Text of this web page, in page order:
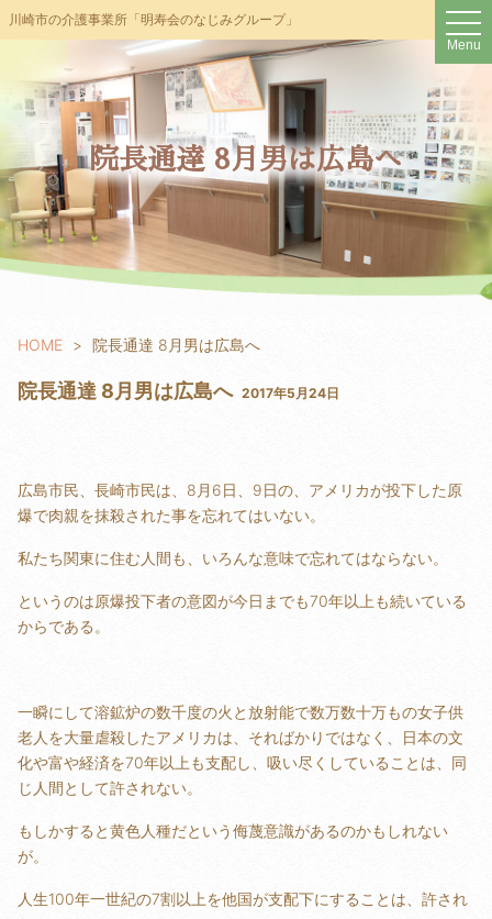
t
o
g
g
n
a
v
i
g
a
t
Menu
川崎市の介護事業所「明寿会のなじみグループ」
院長通達 8月男は広島へ
HOME 院長通達 8月男は広島へ
院長通達 8月男は広島へ 2017年5月24日
広島市民、長崎市民は、8月6日、9日の、アメリカが投下した原
爆で肉親を抹殺された事を忘れてはいない。
私たち関東に住む人間も、いろんな意味で忘れてはならない。
というのは原爆投下者の意図が今日までも70年以上も続いている
からである。
一瞬にして溶鉱炉の数千度の火と放射能で数万数十万もの女子供
老人を大量虐殺したアメリカは、そればかりではなく、日本の文
化や富や経済を70年以上も支配し、吸い尽くしていることは、同
じ人間として許されない。
もしかすると黄色人種だという侮蔑意識があるのかもしれない
が。
人生100年一世紀の7割以上を他国が支配下にすることは、許され